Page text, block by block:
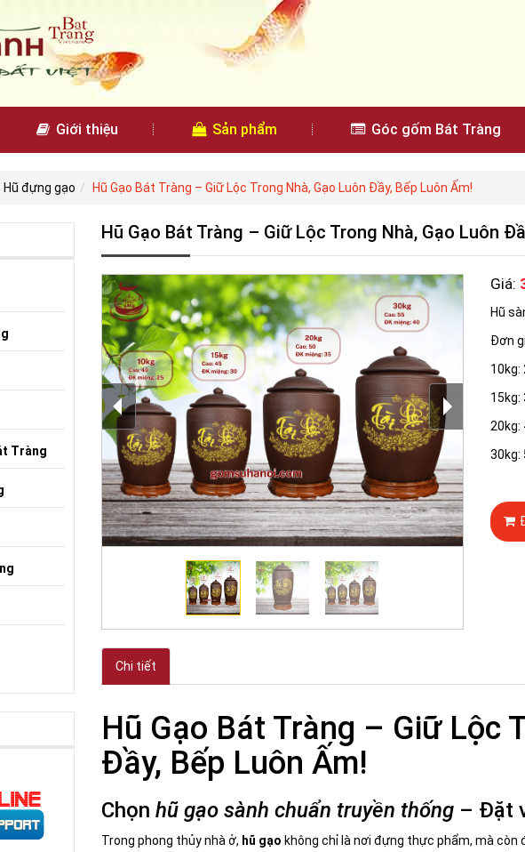
Giới thiệu Sản phẩm Góc gốm Bát Tràng
Hũ đựng gạo Hũ Gạo Bát Tràng – Giữ Lộc Trong Nhà, Gạo Luôn Đầy, Bếp Luôn Ấm!
Hũ Gạo Bát Tràng – Giữ Lộc Trong Nhà, Gạo Luôn
Giá:
Hũ
Đơn
10kg:
15kg:
20kg:
30kg:
Chi tiết
Hũ Gạo Bát Tràng – Giữ Lộc
Đầy, Bếp Luôn Ấm!
Chọn hũ gạo sành chuẩn truyền thống– Đặt
Trong phong thủy nhà ở, hũ gạo không chỉ là nơi đựng thực phẩm, mà còn
Tràng